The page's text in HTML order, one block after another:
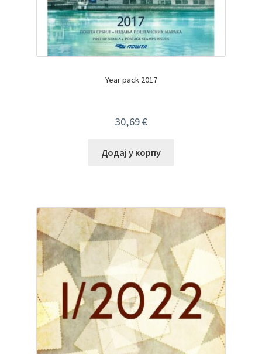
Year pack 2017
30,69€
Додај у корпу